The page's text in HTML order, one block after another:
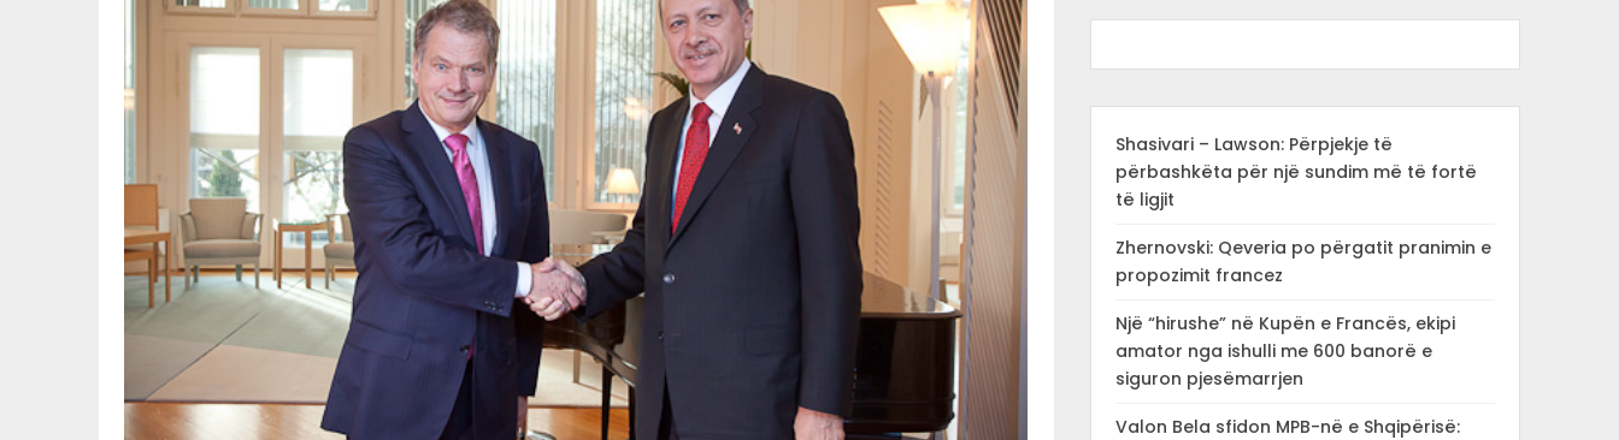
Shasivari – Lawson: Përpjekje të
përbashkëta për një sundim më të fortë
të ligjit
Zhernovski: Qeveria po përgatit pranimin e
propozimit francez
Një “hirushe” në Kupën e Francës, ekipi
amator nga ishulli me 600 banorë e
siguron pjesëmarrjen
Valon Bela sfidon MPB-në e Shqipërisë: